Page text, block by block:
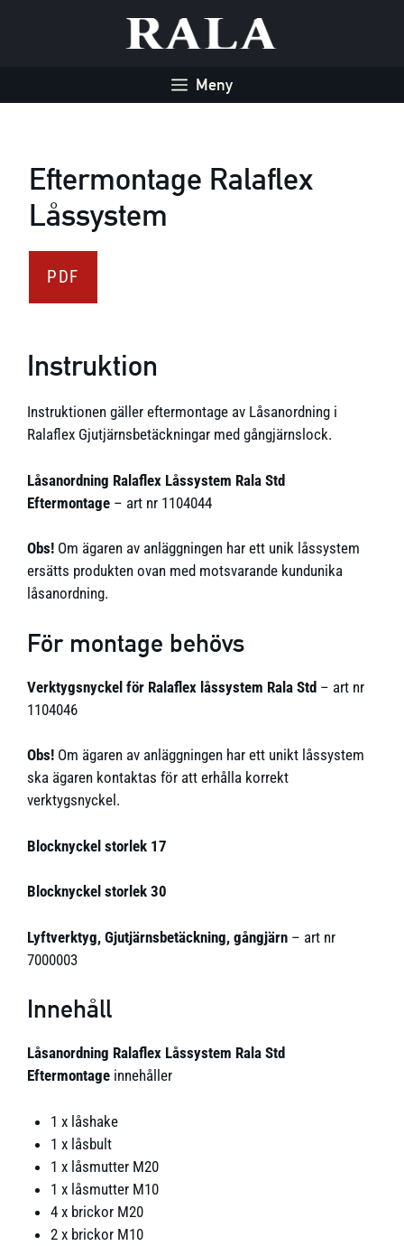
Meny
Eftermontage Ralaflex
Låssystem
PDF
Instruktion
Instruktionen gäller eftermontage av Låsanordning i
Ralaflex Gjutjärnsbetäckningar med gångjärnslock.
Låsanordning Ralaflex Låssystem Rala Std
Eftermontage – art nr 1104044
Obs! Om ägaren av anläggningen har ett unik låssystem
ersätts produkten ovan med motsvarande kundunika
låsanordning.
För montage behövs
Verktygsnyckel för Ralaflex låssystem Rala Std – art nr
1104046
Obs! Om ägaren av anläggningen har ett unikt låssystem
ska ägaren kontaktas för att erhålla korrekt
verktygsnyckel.
Blocknyckel storlek 17
Blocknyckel storlek 30
Lyftverktyg, Gjutjärnsbetäckning, gångjärn – art nr
7000003
Innehåll
Låsanordning Ralaflex Låssystem Rala Std
Eftermontage innehåller
1 x låshake
1 x låsbult
1 x låsmutter M20
1 x låsmutter M10
4 x brickor M20
2 x brickor M10